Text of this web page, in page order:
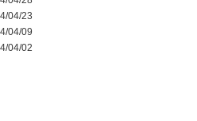
04/23
04/09
04/02